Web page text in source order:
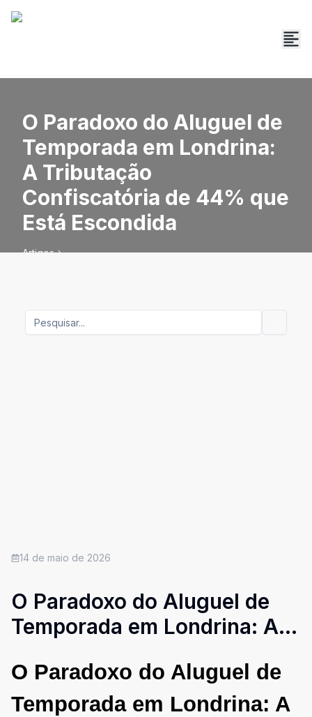
O Paradoxo do Aluguel de
Temporada em Londrina:
A Tributação
Confiscatória de 44% que
Está Escondida
Artigos
14 de maio de 2026
O Paradoxo do Aluguel de
Temporada em Londrina: A
44% que Está Escondida
O Paradoxo do Aluguel de
Temporada em Londrina: A